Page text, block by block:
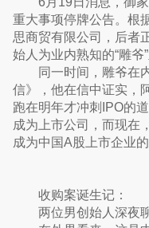
重大事项停牌公告。根
思商贸有限公司，后者
始人为业内熟知的“雕爷”
同一时间，雕爷在
信》，他在信中证实，
跑在明年才冲刺IPO的
成为上市公司，而现在
成为中国A股上市企业
收购案诞生记：
两位男创始人深夜